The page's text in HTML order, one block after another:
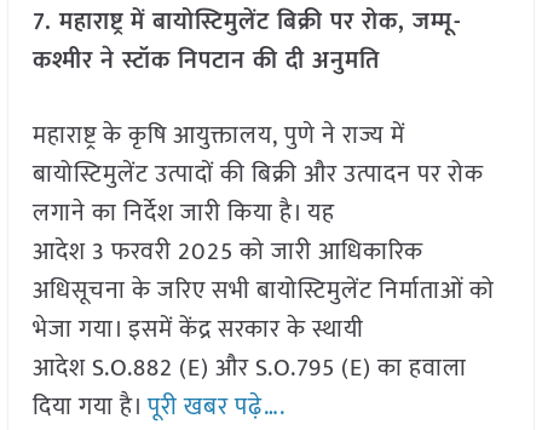
7. महाराष्ट्र में बायोस्टिमुलेंट बिक्री पर रोक, जम्मू-
कश्मीर ने स्टॉक निपटान की दी अनुमति
महाराष्ट्र के कृषि आयुक्तालय, पुणे ने राज्य में
बायोस्टिमुलेंट उत्पादों की बिक्री और उत्पादन पर रोक
लगाने का निर्देश जारी किया है। यह
आदेश 3 फरवरी 2025 को जारी आधिकारिक
अधिसूचना के जरिए सभी बायोस्टिमुलेंट निर्माताओं को
भेजा गया। इसमें केंद्र सरकार के स्थायी
आदेश S.O.882 (E) और S.O.795 (E) का हवाला
दिया गया है।पूरी खबर पढ़े….